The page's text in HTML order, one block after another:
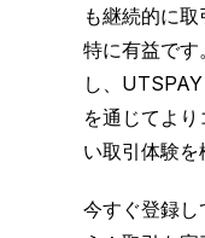
も継続的に
特に有益で
し、
を通じてよ
い取引体験を
今すぐ登録し